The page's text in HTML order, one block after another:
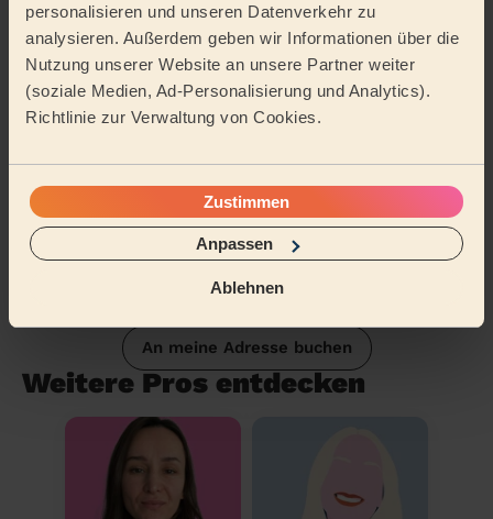
personalisieren und unseren Datenverkehr zu
analysieren. Außerdem geben wir Informationen über die
Nutzung unserer Website an unsere Partner weiter
(soziale Medien, Ad-Personalisierung und Analytics).
Richtlinie zur Verwaltung von Cookies.
Zustimmen
Anpassen
Ablehnen
An meine Adresse buchen
Weitere Pros entdecken